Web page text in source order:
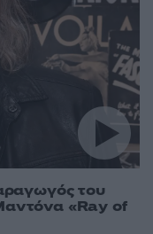
του
«Ray of